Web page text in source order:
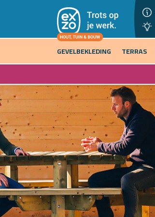
GEVELBEKLEDING
TERRAS